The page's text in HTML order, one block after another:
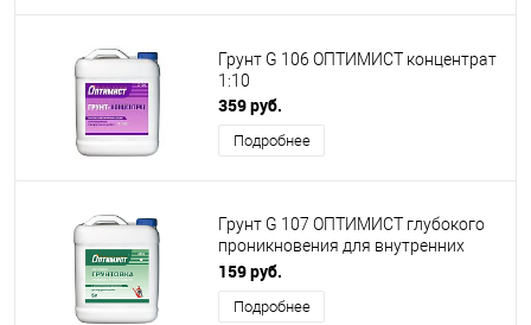
Грунт G 106 ОПТИМИСТ концентрат
1:10
359 руб.
Подробнее
Грунт G 107 ОПТИМИСТ глубокого
проникновения для внутренних
работ
159 руб.
Подробнее